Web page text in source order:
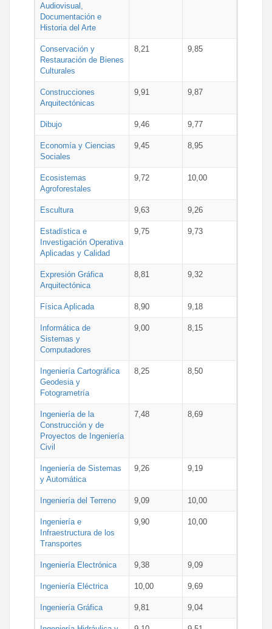
Audiovisual,
Documentación e
Historia del Arte
Conservación y
Restauración de Bienes
Culturales
8,21 9,85
Construcciones
Arquitectónicas
9,91 9,87
Dibujo 9,46 9,77
Economía y Ciencias
Sociales
9,45 8,95
Ecosistemas
Agroforestales
9,72 10,00
Escultura 9,63 9,26
Estadística e
Investigación Operativa
Aplicadas y Calidad
9,75 9,73
Expresión Gráfica
Arquitectónica
8,81 9,32
Física Aplicada 8,90 9,18
Informática de
Sistemas y
Computadores
9,00 8,15
Ingeniería Cartográfica
Geodesia y
Fotogrametría
8,25 8,50
Ingeniería de la
Construcción y de
Proyectos de Ingeniería
Civil
7,48 8,69
Ingeniería de Sistemas
y Automática
9,26 9,19
Ingeniería del Terreno 9,09 10,00
Ingeniería e
Infraestructura de los
Transportes
9,90 10,00
Ingeniería Electrónica 9,38 9,09
Ingeniería Eléctrica 10,00 9,69
Ingeniería Gráfica 9,81 9,04